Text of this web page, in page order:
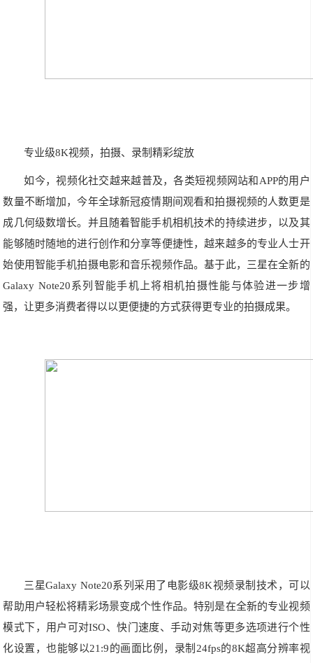
专业级8K视频，拍摄、录制精彩绽放
如今，视频化社交越来越普及，各类短视频网站和APP的用户
数量不断增加，今年全球新冠疫情期间观看和拍摄视频的人数更是
成几何级数增长。并且随着智能手机相机技术的持续进步，以及其
能够随时随地的进行创作和分享等便捷性，越来越多的专业人士开
始使用智能手机拍摄电影和音乐视频作品。基于此，三星在全新的
Galaxy Note20系列智能手机上将相机拍摄性能与体验进一步增
强，让更多消费者得以以更便捷的方式获得更专业的拍摄成果。
三星Galaxy Note20系列采用了电影级8K视频录制技术，可以
帮助用户轻松将精彩场景变成个性作品。特别是在全新的专业视频
模式下，用户可对ISO、快门速度、手动对焦等更多选项进行个性
化设置，也能够以21:9的画面比例，录制24fps的8K超高分辨率视